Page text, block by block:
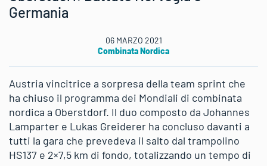
Germania
06 MARZO 2021
Combinata Nordica
Austria vincitrice a sorpresa della team sprint che
ha chiuso il programma dei Mondiali di combinata
nordica a Oberstdorf. Il duo composto da Johannes
Lamparter e Lukas Greiderer ha concluso davanti a
tutti la gara che prevedeva il salto dal trampolino
HS137 e 2×7,5 km di fondo, totalizzando un tempo di